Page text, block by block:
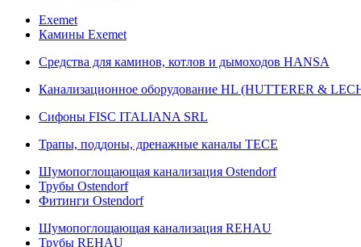
Exemet
Камины Exemet
Средства для каминов, котлов и дымоходов HANSA
Канализационное оборудование HL (HUTTERER &
Сифоны FISC ITALIANA SRL
Трапы, поддоны, дренажные каналы TECE
Шумопоглощающая канализация Ostendorf
Трубы Ostendorf
Фитинги Ostendorf
Шумопоглощающая канализация REHAU
Трубы REHAU